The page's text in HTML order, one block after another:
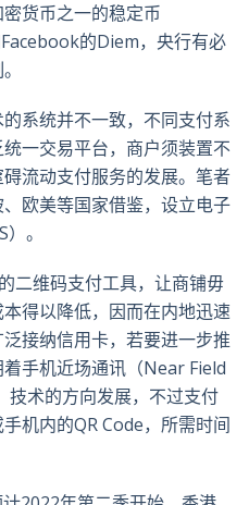
货币之一的稳定币
的Diem，央行有必
系统并不一致，不同支付系
一交易平台，商户须装置不
流动支付服务的发展。笔者
欧美等国家借鉴，设立电子
。
二维码支付工具，让商铺毋
得以降低，因而在内地迅速
接纳信用卡，若要进一步推
手机近场通讯（Near Field
术的方向发展，不过支付
机内的QR Code，所需时间